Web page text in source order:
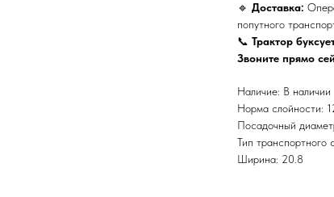
🔹 Доставка:
попутного
📞 Трактор
Звоните прямо
Наличие: В наличии
Норма слойности:
Посадочный
Тип транспортного
Ширина: 20.8